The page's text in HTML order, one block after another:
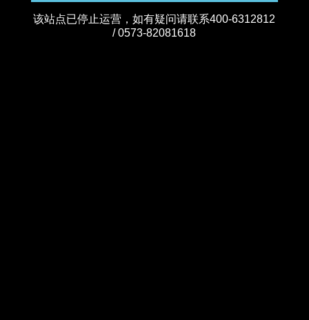
该站点已停止运营，如有疑问请联系400-6312812
/ 0573-82081618